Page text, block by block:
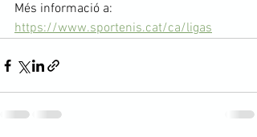
Més informació a:
https://www.sportenis.cat/ca/ligas